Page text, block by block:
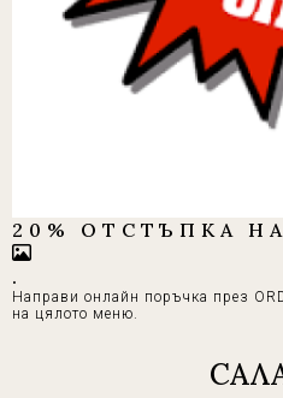
20% ОТСТЪПКА
.
Направи онлайн поръчка през
на цялото меню.